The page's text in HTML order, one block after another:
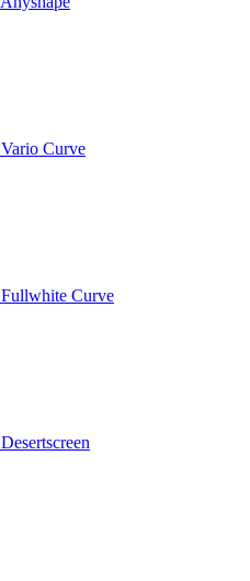
Vario Curve
Fullwhite Curve
Desertscreen